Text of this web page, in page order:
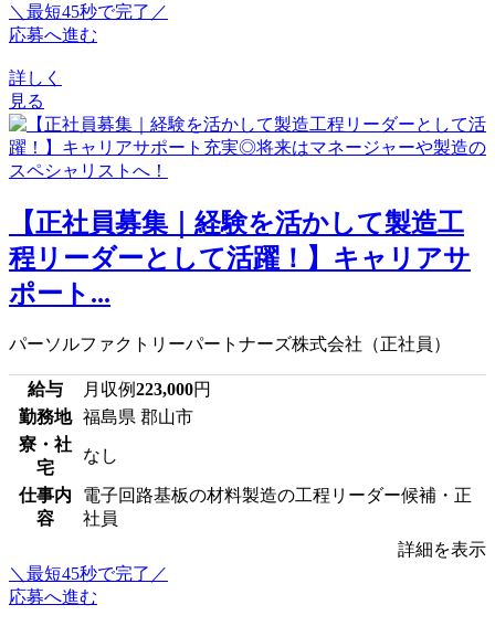
＼最短45秒で完了／
応募へ進む
詳しく
見る
【正社員募集｜経験を活かして製造工
程リーダーとして活躍！】キャリアサ
ポート...
パーソルファクトリーパートナーズ株式会社（正社員）
給与 月収例223,000円
勤務地 福島県 郡山市
寮・社
宅
なし
仕事内
容
電子回路基板の材料製造の工程リーダー候補・正
社員
詳細を表示
＼最短45秒で完了／
応募へ進む